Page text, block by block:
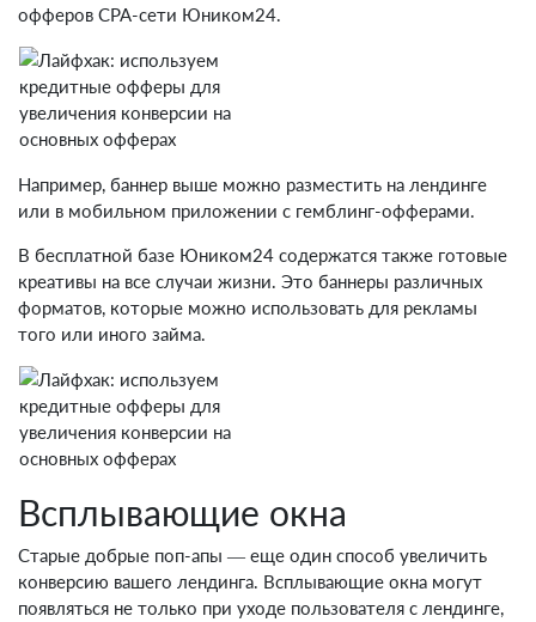
офферов CPA-сети Юником24.
Например, баннер выше можно разместить на лендинге
или в мобильном приложении с гемблинг-офферами.
В бесплатной базе Юником24 содержатся также готовые
креативы на все случаи жизни. Это баннеры различных
форматов, которые можно использовать для рекламы
того или иного займа.
Всплывающие окна
Старые добрые поп-апы — еще один способ увеличить
конверсию вашего лендинга. Всплывающие окна могут
появляться не только при уходе пользователя с лендинге,